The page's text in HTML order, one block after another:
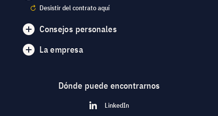
Desistir del contrato aquí
Consejos personales
La empresa
Dónde puede encontrarnos
LinkedIn